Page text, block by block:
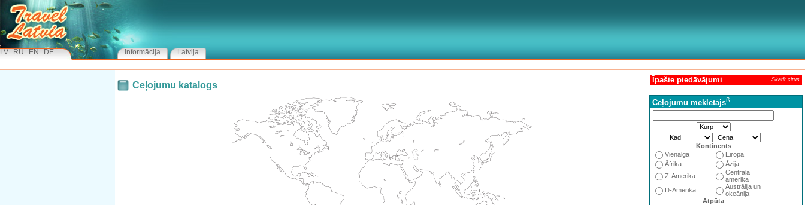
LV RU EN DE Informācija Latvija
Ceļojumu katalogs
Īpašie piedāvājumi Skatīt citus
Ceļojumu meklētājsß
Kontinents
Vienalga
Eiropa
Āfrika
Āzija
Z-Amerika
Centrālā
amerika
D-Amerika
Austrālija un
okeānija
Atpūta